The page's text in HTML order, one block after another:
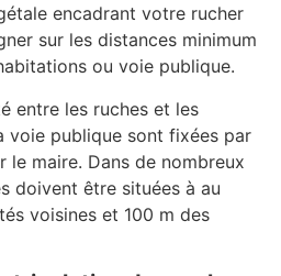
encadrant votre rucher
sur les distances minimum
ou voie publique.
entre les ruches et les
voie publique sont fixées par
maire. Dans de nombreux
doivent être situées à au
voisines et 100 m des